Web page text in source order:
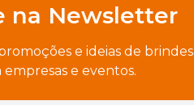
na Newsletter
e ideias de brindes
e eventos.